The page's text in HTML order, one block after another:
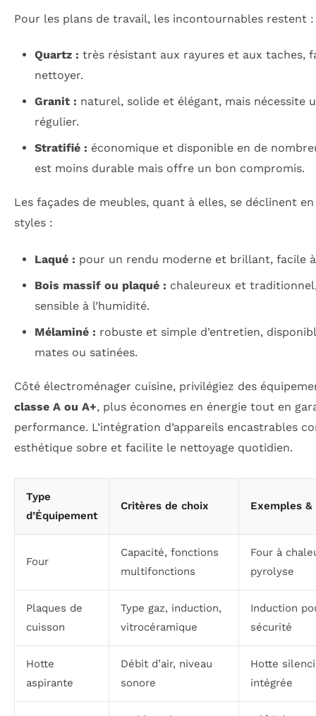
Pour les plans de travail, les incontournables restent :
Quartz : très résistant aux rayures et aux taches,
nettoyer.
Granit : naturel, solide et élégant, mais nécessite
régulier.
Stratifié : économique et disponible en de
est moins durable mais offre un bon compromis.
Les façades de meubles, quant à elles, se déclinent
styles :
Laqué : pour un rendu moderne et brillant, facile
Bois massif ou plaqué : chaleureux et
sensible à l’humidité.
Mélaminé : robuste et simple d’entretien,
mates ou satinées.
Côté électroménager cuisine, privilégiez des
classe A ou A+, plus économes en énergie tout en
performance. L’intégration d’appareils encastrables
esthétique sobre et facilite le nettoyage quotidien.
Type
d’Équipement
Critères de choix Exemples &
Four
Capacité, fonctions
multifonctions
Four à
pyrolyse
Plaques de
cuisson
Type gaz, induction,
vitrocéramique
Induction
sécurité
Hotte
aspirante
Débit d’air, niveau
sonore
Hotte
intégrée